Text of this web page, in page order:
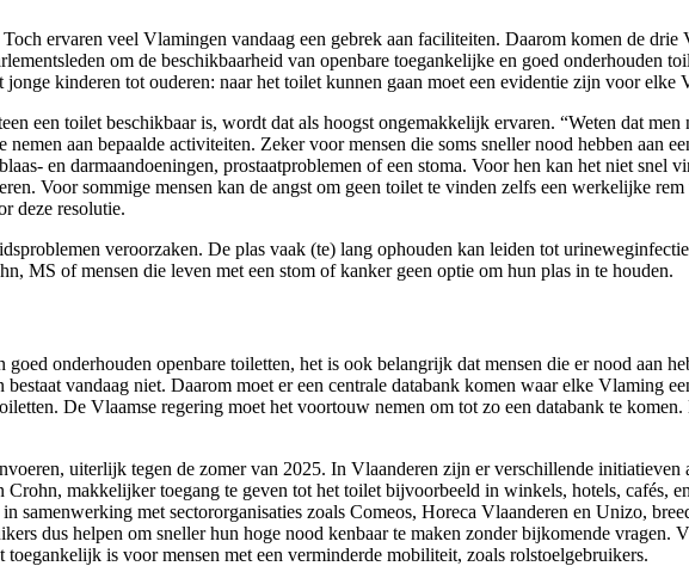
ervaren veel Vlamingen vandaag een gebrek aan faciliteiten. Daarom komen de
om de beschikbaarheid van openbare toegankelijke en goed onderhouden
jonge kinderen tot ouderen: naar het toilet kunnen gaan moet een evidentie zijn voor
een toilet beschikbaar is, wordt dat als hoogst ongemakkelijk ervaren. “Weten dat
aan bepaalde activiteiten. Zeker voor mensen die soms sneller nood hebben aan
en darmaandoeningen, prostaatproblemen of een stoma. Voor hen kan het niet snel
Voor sommige mensen kan de angst om geen toilet te vinden zelfs een werkelijke
deze resolutie.
veroorzaken. De plas vaak (te) lang ophouden kan leiden tot
MS of mensen die leven met een stom of kanker geen optie om hun plas in te houden.
onderhouden openbare toiletten, het is ook belangrijk dat mensen die er nood aan
vandaag niet. Daarom moet er een centrale databank komen waar elke Vlaming
De Vlaamse regering moet het voortouw nemen om tot zo een databank te
uiterlijk tegen de zomer van 2025. In Vlaanderen zijn er verschillende initiatieven
Crohn, makkelijker toegang te geven tot het toilet bijvoorbeeld in winkels, hotels, cafés,
samenwerking met sectororganisaties zoals Comeos, Horeca Vlaanderen en Unizo,
dus helpen om sneller hun hoge nood kenbaar te maken zonder bijkomende vragen.
is voor mensen met een verminderde mobiliteit, zoals rolstoelgebruikers.